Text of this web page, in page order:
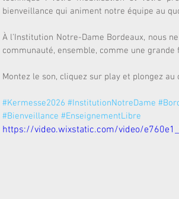
bienveillance qui animent notre équipe au
À l'Institution Notre-Dame Bordeaux, nous
communauté, ensemble, comme une grande
Montez le son, cliquez sur play et plongez
#Kermesse2026 #InstitutionNotreDame
#Bienveillance #EnseignementLibre
https://video.wixstatic.com/video/